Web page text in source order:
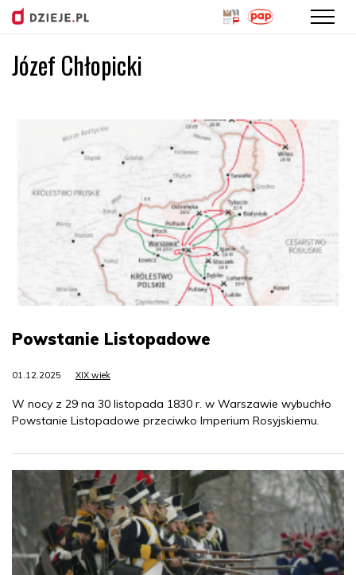
Józef Chłopicki
Powstanie Listopadowe
01.12.2025 XIX wiek
W nocy z 29 na 30 listopada 1830 r. w Warszawie wybuchło
Powstanie Listopadowe przeciwko Imperium Rosyjskiemu.